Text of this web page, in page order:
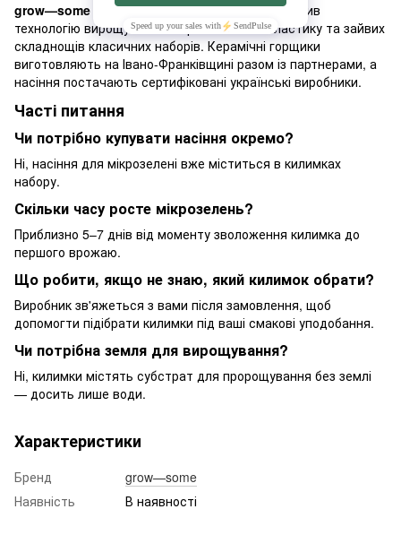
grow—some — український стартап, що розробив
технологію вирощування мікрозелені без пластику та зайвих
складнощів класичних наборів. Керамічні горщики
виготовляють на Івано-Франківщині разом із партнерами, а
насіння постачають сертифіковані українські виробники.
Часті питання
Чи потрібно купувати насіння окремо?
Ні, насіння для мікрозелені вже міститься в килимках
набору.
Скільки часу росте мікрозелень?
Приблизно 5–7 днів від моменту зволоження килимка до
першого врожаю.
Що робити, якщо не знаю, який килимок обрати?
Виробник зв'яжеться з вами після замовлення, щоб
допомогти підібрати килимки під ваші смакові уподобання.
Чи потрібна земля для вирощування?
Ні, килимки містять субстрат для пророщування без землі
— досить лише води.
Характеристики
Бренд
grow—some
Наявність
В наявності